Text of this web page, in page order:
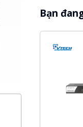
Bảo hành
Bạn